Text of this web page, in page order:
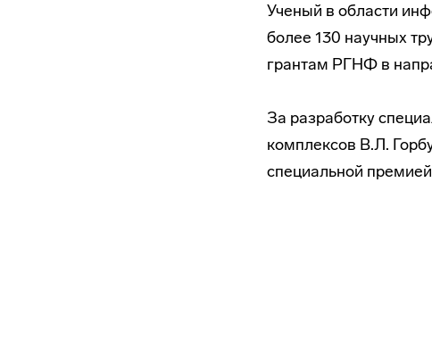
Ученый в области
более 130 научных
грантам РГНФ в
За разработку
комплексов В.Л.
специальной